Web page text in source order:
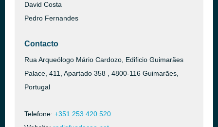
David Costa
Pedro Fernandes
Contacto
Rua Arqueólogo Mário Cardozo, Edificio Guimarães
Palace, 411, Apartado 358 , 4800-116 Guimarães,
Portugal
Telefone: +351 253 420 520